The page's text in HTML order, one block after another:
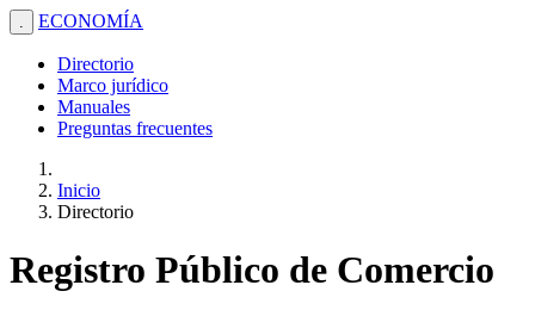
. ECONOMÍA
Directorio
Marco jurídico
Manuales
Preguntas frecuentes
Inicio
Directorio
Registro Público de Comercio